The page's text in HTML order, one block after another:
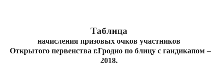
Таблица
начисления призовых очков участников
Открытого первенства г.Гродно по блицу с гандикапом –
2018.